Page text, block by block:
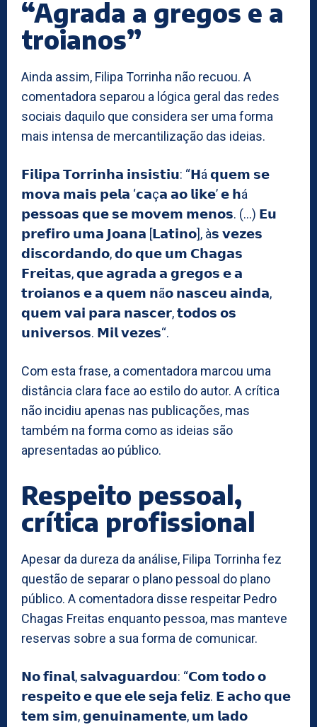
“Agrada a gregos e a
troianos”
Ainda assim, Filipa Torrinha não recuou. A
comentadora separou a lógica geral das redes
sociais daquilo que considera ser uma forma
mais intensa de mercantilização das ideias.
𝗙𝗶𝗹𝗶𝗽𝗮 𝗧𝗼𝗿𝗿𝗶𝗻𝗵𝗮 𝗶𝗻𝘀𝗶𝘀𝘁𝗶𝘂: “𝗛á 𝗾𝘂𝗲𝗺 𝘀𝗲
𝗺𝗼𝘃𝗮 𝗺𝗮𝗶𝘀 𝗽𝗲𝗹𝗮 ‘𝗰𝗮ç𝗮 𝗮𝗼 𝗹𝗶𝗸𝗲’ 𝗲 𝗵á
𝗽𝗲𝘀𝘀𝗼𝗮𝘀 𝗾𝘂𝗲 𝘀𝗲 𝗺𝗼𝘃𝗲𝗺 𝗺𝗲𝗻𝗼𝘀. (…) 𝗘𝘂
𝗽𝗿𝗲𝗳𝗶𝗿𝗼 𝘂𝗺𝗮 𝗝𝗼𝗮𝗻𝗮 [𝗟𝗮𝘁𝗶𝗻𝗼], à𝘀 𝘃𝗲𝘇𝗲𝘀
𝗱𝗶𝘀𝗰𝗼𝗿𝗱𝗮𝗻𝗱𝗼, 𝗱𝗼 𝗾𝘂𝗲 𝘂𝗺 𝗖𝗵𝗮𝗴𝗮𝘀
𝗙𝗿𝗲𝗶𝘁𝗮𝘀, 𝗾𝘂𝗲 𝗮𝗴𝗿𝗮𝗱𝗮 𝗮 𝗴𝗿𝗲𝗴𝗼𝘀 𝗲 𝗮
𝘁𝗿𝗼𝗶𝗮𝗻𝗼𝘀 𝗲 𝗮 𝗾𝘂𝗲𝗺 𝗻ã𝗼 𝗻𝗮𝘀𝗰𝗲𝘂 𝗮𝗶𝗻𝗱𝗮,
𝗾𝘂𝗲𝗺 𝘃𝗮𝗶 𝗽𝗮𝗿𝗮 𝗻𝗮𝘀𝗰𝗲𝗿, 𝘁𝗼𝗱𝗼𝘀 𝗼𝘀
𝘂𝗻𝗶𝘃𝗲𝗿𝘀𝗼𝘀. 𝗠𝗶𝗹 𝘃𝗲𝘇𝗲𝘀“.
Com esta frase, a comentadora marcou uma
distância clara face ao estilo do autor. A crítica
não incidiu apenas nas publicações, mas
também na forma como as ideias são
apresentadas ao público.
Respeito pessoal,
crítica profissional
Apesar da dureza da análise, Filipa Torrinha fez
questão de separar o plano pessoal do plano
público. A comentadora disse respeitar Pedro
Chagas Freitas enquanto pessoa, mas manteve
reservas sobre a sua forma de comunicar.
𝗡𝗼 𝗳𝗶𝗻𝗮𝗹, 𝘀𝗮𝗹𝘃𝗮𝗴𝘂𝗮𝗿𝗱𝗼𝘂: “𝗖𝗼𝗺 𝘁𝗼𝗱𝗼 𝗼
𝗿𝗲𝘀𝗽𝗲𝗶𝘁𝗼 𝗲 𝗾𝘂𝗲 𝗲𝗹𝗲 𝘀𝗲𝗷𝗮 𝗳𝗲𝗹𝗶𝘇. 𝗘 𝗮𝗰𝗵𝗼 𝗾𝘂𝗲
𝘁𝗲𝗺 𝘀𝗶𝗺, 𝗴𝗲𝗻𝘂𝗶𝗻𝗮𝗺𝗲𝗻𝘁𝗲, 𝘂𝗺 𝗹𝗮𝗱𝗼